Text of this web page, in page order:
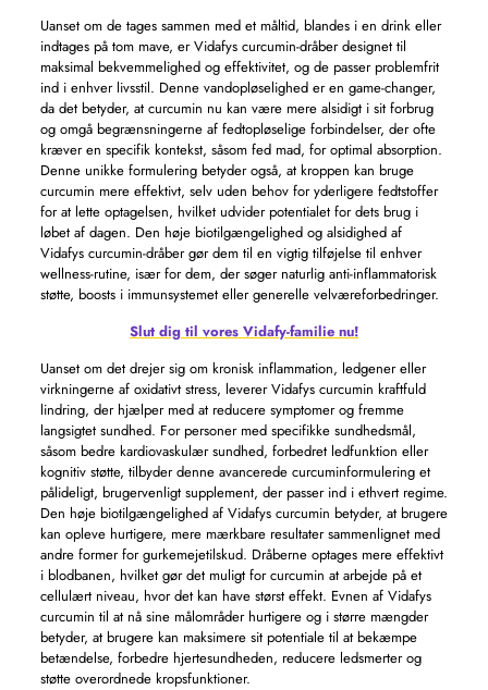
Uanset om de tages sammen med et måltid, blandes i en drink eller
indtages på tom mave, er Vidafys curcumin-dråber designet til
maksimal bekvemmelighed og effektivitet, og de passer problemfrit
ind i enhver livsstil. Denne vandopløselighed er en game-changer,
da det betyder, at curcumin nu kan være mere alsidigt i sit forbrug
og omgå begrænsningerne af fedtopløselige forbindelser, der ofte
kræver en specifik kontekst, såsom fed mad, for optimal absorption.
Denne unikke formulering betyder også, at kroppen kan bruge
curcumin mere effektivt, selv uden behov for yderligere fedtstoffer
for at lette optagelsen, hvilket udvider potentialet for dets brug i
løbet af dagen. Den høje biotilgængelighed og alsidighed af
Vidafys curcumin-dråber gør dem til en vigtig tilføjelse til enhver
wellness-rutine, især for dem, der søger naturlig anti-inflammatorisk
støtte, boosts i immunsystemet eller generelle velværeforbedringer.
Slut dig til vores Vidafy-familie nu!
Uanset om det drejer sig om kronisk inflammation, ledgener eller
virkningerne af oxidativt stress, leverer Vidafys curcumin kraftfuld
lindring, der hjælper med at reducere symptomer og fremme
langsigtet sundhed. For personer med specifikke sundhedsmål,
såsom bedre kardiovaskulær sundhed, forbedret ledfunktion eller
kognitiv støtte, tilbyder denne avancerede curcuminformulering et
pålideligt, brugervenligt supplement, der passer ind i ethvert regime.
Den høje biotilgængelighed af Vidafys curcumin betyder, at brugere
kan opleve hurtigere, mere mærkbare resultater sammenlignet med
andre former for gurkemejetilskud. Dråberne optages mere effektivt
i blodbanen, hvilket gør det muligt for curcumin at arbejde på et
cellulært niveau, hvor det kan have størst effekt. Evnen af ​​Vidafys
curcumin til at nå sine målområder hurtigere og i større mængder
betyder, at brugere kan maksimere sit potentiale til at bekæmpe
betændelse, forbedre hjertesundheden, reducere ledsmerter og
støtte overordnede kropsfunktioner.